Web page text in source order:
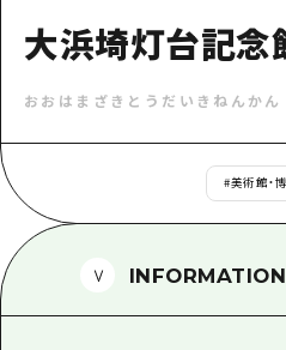
定番
山口県東部
弾丸
日帰り
2泊3日
愛媛県
島根県
お得な周遊チ
観光案内所
広島県を訪れ
ボランティ
事業者・学校関
大浜埼灯台記念
おおはまざきとうだいきねんかん
#美術館・
INFORMATION